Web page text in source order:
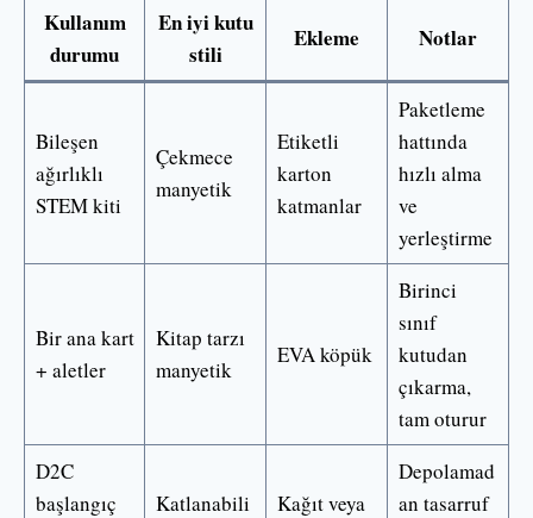
Kullanım
durumu
En iyi kutu
stili
Ekleme Notlar
Bileşen
ağırlıklı
STEM kiti
Çekmece
manyetik
Etiketli
karton
katmanlar
Paketleme
hattında
hızlı alma
ve
yerleştirme
Bir ana kart
+ aletler
Kitap tarzı
manyetik
EVA köpük
Birinci
sınıf
kutudan
çıkarma,
tam oturur
D2C
başlangıç
Katlanabili
Kağıt veya
Depolamad
an tasarruf